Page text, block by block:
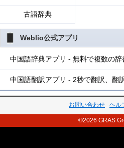
古語辞典
Weblio公式アプリ
中国語辞典アプリ - 無料で複数の
中国語翻訳アプリ - 2秒で翻訳、翻
お問い合わせ ヘル
©2026 GRAS